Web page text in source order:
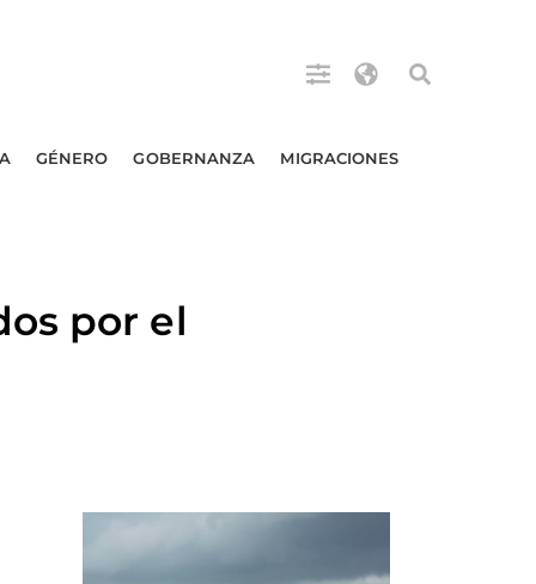
GÉNERO GOBERNANZA MIGRACIONES
por el